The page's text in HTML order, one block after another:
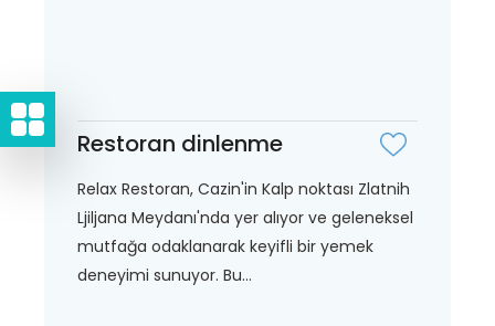
Restoran dinlenme
Relax Restoran, Cazin'in Kalp noktası Zlatnih
Ljiljana Meydanı'nda yer alıyor ve geleneksel
mutfağa odaklanarak keyifli bir yemek
deneyimi sunuyor. Bu...